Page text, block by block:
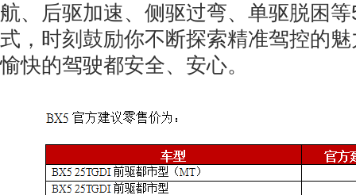
航、后驱加速、侧驱过弯、单驱脱困
式，时刻鼓励你不断探索精准驾控的
愉快的驾驶都安全、安心。